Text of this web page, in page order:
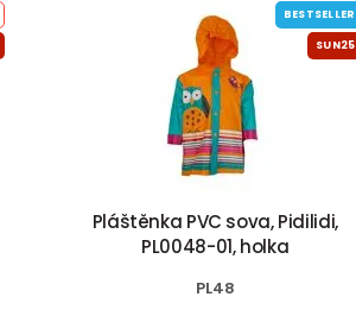
BESTSELLER
SUN25
Pláštěnka PVC sova, Pidilidi,
PL0048-01, holka
PL48